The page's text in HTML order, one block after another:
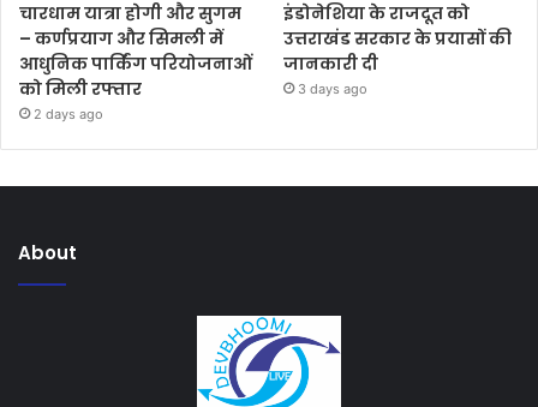
चारधाम यात्रा होगी और सुगम
– कर्णप्रयाग और सिमली में
आधुनिक पार्किंग परियोजनाओं
को मिली रफ्तार
2 days ago
इंडोनेशिया के राजदूत को
उत्तराखंड सरकार के प्रयासों की
जानकारी दी
3 days ago
About